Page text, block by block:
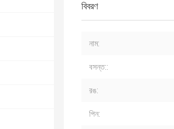
বিবরণ
নাম:
বসন্ত::
রঙ:
পিন: